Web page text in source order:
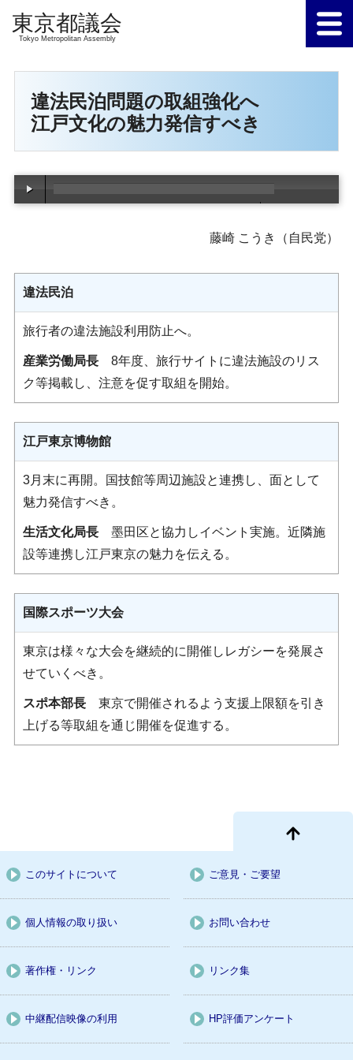
Tokyo Metropolitan Assembly
違法民泊問題の取組強化へ
江戸文化の魅力発信すべき
藤崎 こうき（自民党）
違法民泊
旅行者の違法施設利用防止へ。
産業労働局長8年度、旅行サイトに違法施設のリス
ク等掲載し、注意を促す取組を開始。
江戸東京博物館
3月末に再開。国技館等周辺施設と連携し、面として
魅力発信すべき。
生活文化局長墨田区と協力しイベント実施。近隣施
設等連携し江戸東京の魅力を伝える。
国際スポーツ大会
東京は様々な大会を継続的に開催しレガシーを発展さ
せていくべき。
スポ本部長東京で開催されるよう支援上限額を引き
上げる等取組を通じ開催を促進する。
このサイトについて ご意見・ご要望
個人情報の取り扱い お問い合わせ
著作権・リンク リンク集
中継配信映像の利用 HP評価アンケート